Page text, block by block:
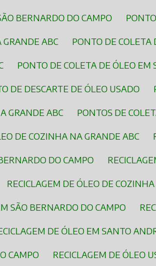
BERNARDO DO CAMPO
GRANDE ABC PONTO DE
PONTO DE COLETA DE ÓLEO
DE DESCARTE DE ÓLEO USADO
GRANDE ABC PONTOS DE
DE COZINHA NA GRANDE ABC
DO CAMPO
RECICLAGEM DE ÓLEO DE
SÃO BERNARDO DO CAMPO
DE ÓLEO EM SANTO
CAMPO RECICLAGEM DE ÓLEO